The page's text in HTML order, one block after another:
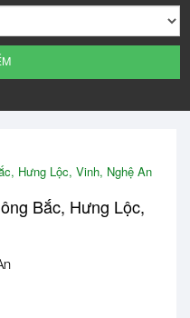
Hưng Lộc, Vinh, Nghệ An
Bắc, Hưng Lộc,